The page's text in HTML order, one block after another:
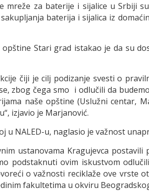
mreže za baterije i sijalice u Srbiji
baterija i sijalica iz
opštine Stari grad istakao je da su
čiji je cilj podizanje svesti o
zbog čega smo i odlučili da
naše opštine (Uslužni centar,
izjavio je Marjanović.
u NALED-u, naglasio je važnost
ustanovama Kragujevca
podstaknuti ovim iskustvom
o važnosti reciklaže ove vrste
fakultetima u okviru